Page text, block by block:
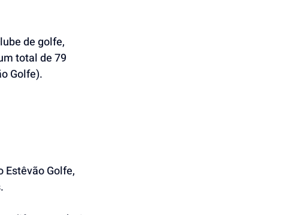
de golfe,
total de 79
Golfe).
Estêvão Golfe,